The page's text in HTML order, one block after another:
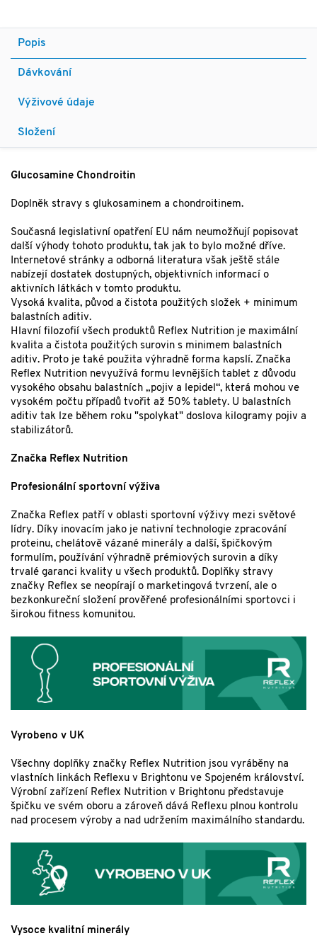
Popis
Dávkování
Výživové údaje
Složení
Glucosamine Chondroitin
Doplněk stravy s glukosaminem a chondroitinem.
Současná legislativní opatření EU nám neumožňují popisovat
další výhody tohoto produktu, tak jak to bylo možné dříve.
Internetové stránky a odborná literatura však ještě stále
nabízejí dostatek dostupných, objektivních informací o
aktivních látkách v tomto produktu.
Vysoká kvalita, původ a čistota použitých složek + minimum
balastních aditiv.
Hlavní filozofií všech produktů Reflex Nutrition je maximální
kvalita a čistota použitých surovin s minimem balastních
aditiv. Proto je také použita výhradně forma kapslí. Značka
Reflex Nutrition nevyužívá formu levnějších tablet z důvodu
vysokého obsahu balastních „pojiv a lepidel“, která mohou ve
vysokém počtu případů tvořit až 50% tablety. U balastních
aditiv tak lze během roku "spolykat" doslova kilogramy pojiv a
stabilizátorů.
Značka Reflex Nutrition
Profesionální sportovní výživa
Značka Reflex patří v oblasti sportovní výživy mezi světové
lídry. Díky inovacím jako je nativní technologie zpracování
proteinu, chelátově vázané minerály a další, špičkovým
formulím, používání výhradně prémiových surovin a díky
trvalé garanci kvality u všech produktů. Doplňky stravy
značky Reflex se neopírají o marketingová tvrzení, ale o
bezkonkureční složení prověřené profesionálními sportovci i
širokou fitness komunitou.
Vyrobeno v UK
Všechny doplňky značky Reflex Nutrition jsou vyráběny na
vlastních linkách Reflexu v Brightonu ve Spojeném království.
Výrobní zařízení Reflex Nutrition v Brightonu představuje
špičku ve svém oboru a zároveň dává Reflexu plnou kontrolu
nad procesem výroby a nad udržením maximálního standardu.
Vysoce kvalitní minerály